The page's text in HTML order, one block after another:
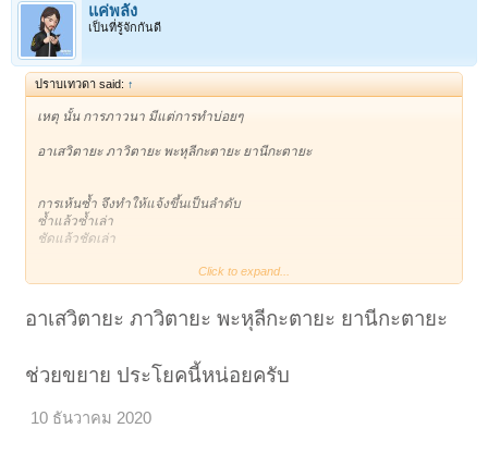
แค่พลัง
เป็นที่รู้จักกันดี
ปราบเทวดา said: ↑
เหตุ นั้น การภาวนา มีแต่การทำบ่อยๆ
อาเสวิตายะ ภาวิตายะ พะหุลีกะตายะ ยานีกะตายะ
การเห้นซ้ำ จึงทำให้แจ้งขึ้นเป็นลำดับ
ซ้ำแล้วซ้ำเล่า
ชัดแล้วชัดเล่า
Click to expand...
อาเสวิตายะ ภาวิตายะ พะหุลีกะตายะ ยานีกะตายะ
ช่วยขยาย ประโยคนี้หน่อยครับ
10 ธันวาคม 2020